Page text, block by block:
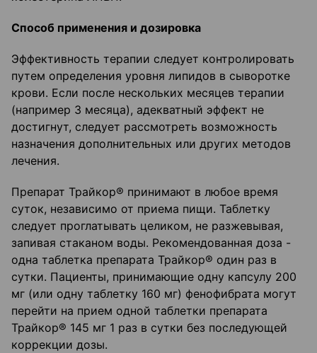
Способ применения и дозировка
Эффективность терапии следует контролировать
путем определения уровня липидов в сыворотке
крови. Если после нескольких месяцев терапии
(например 3 месяца), адекватный эффект не
достигнут, следует рассмотреть возможность
назначения дополнительных или других методов
лечения.
Препарат Трайкор® принимают в любое время
суток, независимо от приема пищи. Таблетку
следует проглатывать целиком, не разжевывая,
запивая стаканом воды. Рекомендованная доза -
одна таблетка препарата Трайкор® один раз в
сутки. Пациенты, принимающие одну капсулу 200
мг (или одну таблетку 160 мг) фенофибрата могут
перейти на прием одной таблетки препарата
Трайкор® 145 мг 1 раз в сутки без последующей
коррекции дозы.